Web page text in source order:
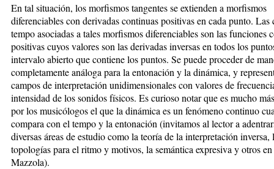
En tal situación, los morfismos tangentes se extienden a morfismos
diferenciables con derivadas continuas positivas en cada punto. Las
tempo asociadas a tales morfismos diferenciables son las funciones
positivas cuyos valores son las derivadas inversas en todos los
intervalo abierto que contiene los puntos. Se puede proceder de
completamente análoga para la entonación y la dinámica, y
campos de interpretación unidimensionales con valores de
intensidad de los sonidos físicos. Es curioso notar que es mucho
por los musicólogos el que la dinámica es un fenómeno continuo
compara con el tempo y la entonación (invitamos al lector a
diversas áreas de estudio como la teoría de la interpretación inversa,
topologías para el ritmo y motivos, la semántica expresiva y otros
Mazzola).